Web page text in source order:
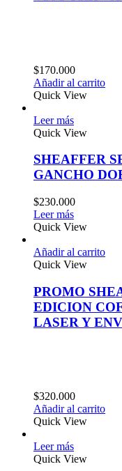
$170.000
Añadir al carrito
Quick View
Leer más
Quick View
SHEAFFER
GANCHO
$230.000
Leer más
Quick View
Añadir al carrito
Quick View
PROMO
EDICION
LASER Y
$320.000
Añadir al carrito
Quick View
Leer más
Quick View